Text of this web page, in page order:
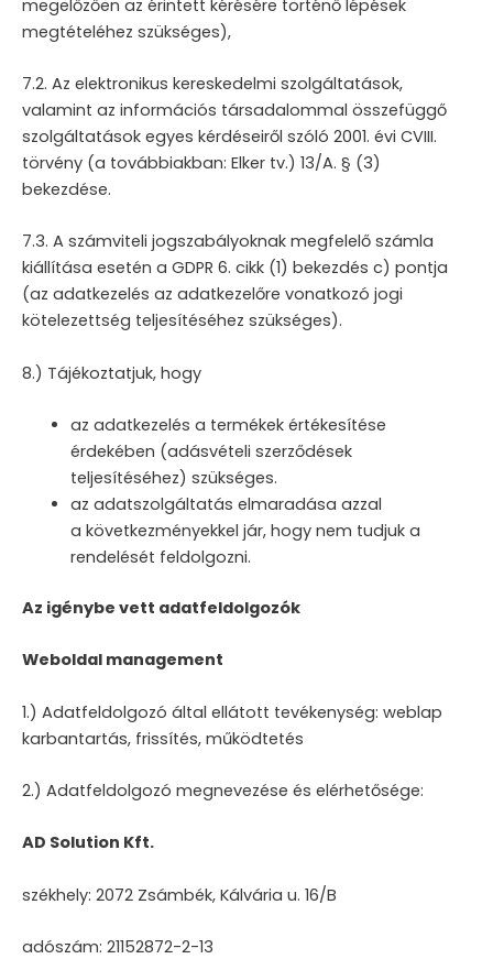
megelőzően az érintett kérésére történő lépések
megtételéhez szükséges),
7.2. Az elektronikus kereskedelmi szolgáltatások,
valamint az információs társadalommal összefüggő
szolgáltatások egyes kérdéseiről szóló 2001. évi CVIII.
törvény (a továbbiakban: Elker tv.) 13/A. § (3)
bekezdése.
7.3. A számviteli jogszabályoknak megfelelő számla
kiállítása esetén a GDPR 6. cikk (1) bekezdés c) pontja
(az adatkezelés az adatkezelőre vonatkozó jogi
kötelezettség teljesítéséhez szükséges).
8.) Tájékoztatjuk, hogy
az adatkezelés a termékek értékesítése
érdekében (adásvételi szerződések
teljesítéséhez) szükséges.
az adatszolgáltatás elmaradása azzal
a következményekkel jár, hogy nem tudjuk a
rendelését feldolgozni.
Az igénybe vett adatfeldolgozók
Weboldal management
1.) Adatfeldolgozó által ellátott tevékenység: weblap
karbantartás, frissítés, működtetés
2.) Adatfeldolgozó megnevezése és elérhetősége:
AD Solution Kft.
székhely: 2072 Zsámbék, Kálvária u. 16/B
adószám: 21152872-2-13